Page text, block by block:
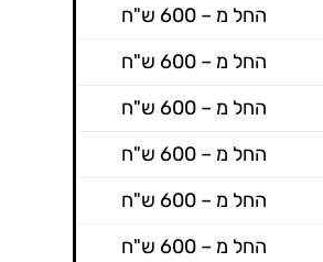
החל מ – 600 ש"ח
החל מ – 600 ש"ח
החל מ – 600 ש"ח
החל מ – 600 ש"ח
החל מ – 600 ש"ח
החל מ – 600 ש"ח